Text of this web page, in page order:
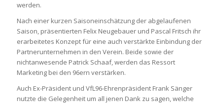
werden.
Nach einer kurzen Saisoneinschätzung der abgelaufenen
Saison, präsentierten Felix Neugebauer und Pascal Fritsch ihr
erarbeitetes Konzept für eine auch verstärkte Einbindung der
Partnerunternehmen in den Verein. Beide sowie der
nichtanwesende Patrick Schaaf, werden das Ressort
Marketing bei den 96ern verstärken.
Auch Ex-Präsident und VfL96-Ehrenpräsident Frank Sänger
nutzte die Gelegenheit um all jenen Dank zu sagen, welche